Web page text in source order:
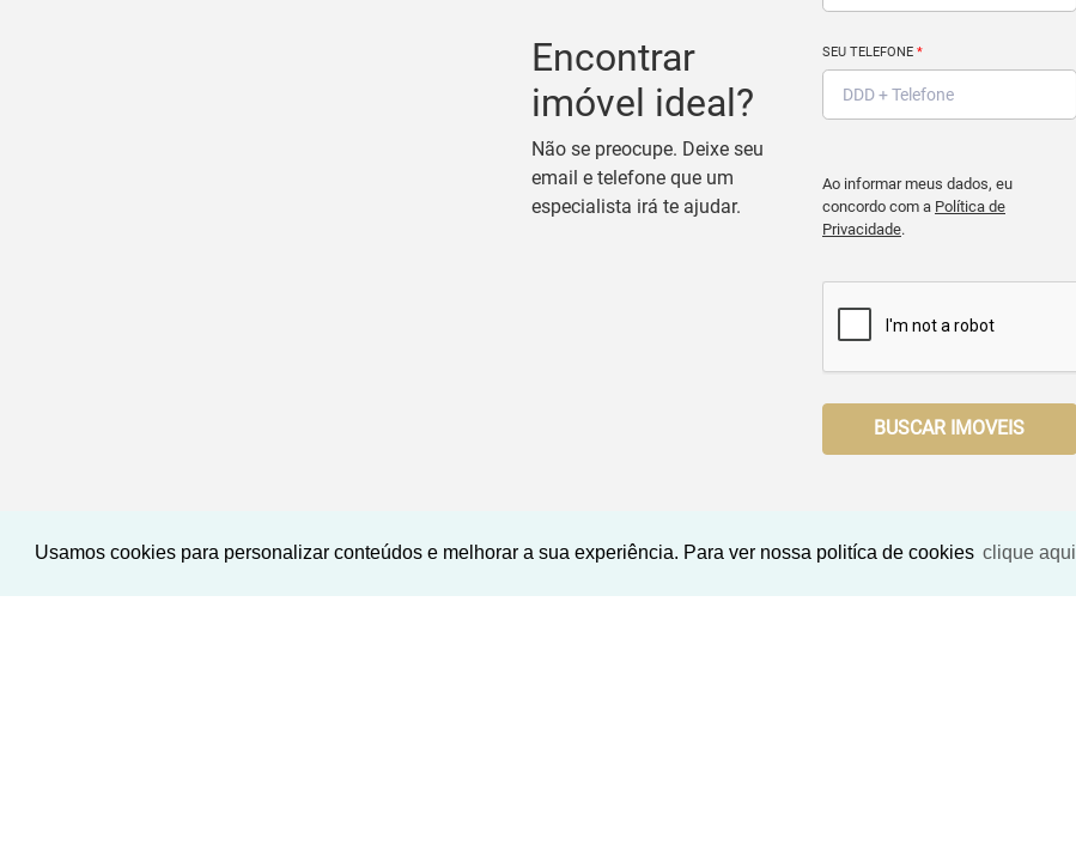
Usamos cookies para personalizar conteúdos e melhorar a sua experiência. Para ver nossa politíca de cookies clique aqui
Encontrar
imóvel ideal?
Não se preocupe. Deixe seu
email e telefone que um
especialista irá te ajudar.
SEU TELEFONE *
Ao informar meus dados, eu
concordo com a Política de
Privacidade.
BUSCAR IMOVEIS